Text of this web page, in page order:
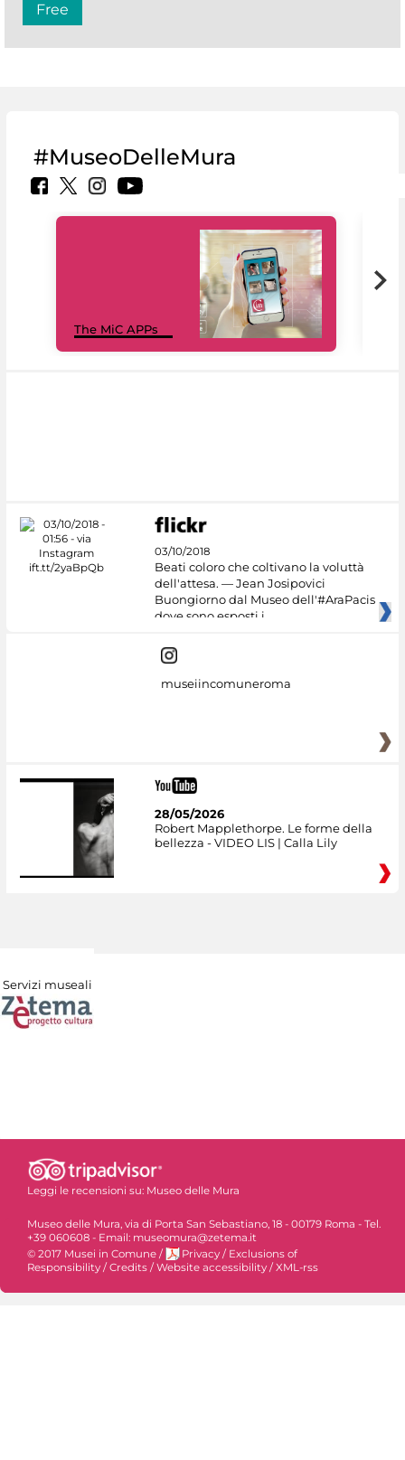
Free
#MuseoDelleMura
The MiC APPs
03/10/2018
Beati coloro che coltivano la voluttà
dell'attesa. — Jean Josipovici
Buongiorno dal Museo dell'#AraPacis
dove sono esposti i
museiincomuneroma
28/05/2026
Robert Mapplethorpe. Le forme della
bellezza - VIDEO LIS | Calla Lily
Servizi museali
Leggi le recensioni su: Museo delle Mura
Museo delle Mura, via di Porta San Sebastiano, 18 - 00179 Roma - Tel.
+39 060608 - Email: museomura@zetema.it
© 2017 Musei in Comune / Privacy / Exclusions of
Responsibility /Credits /Website accessibility /XML-rss